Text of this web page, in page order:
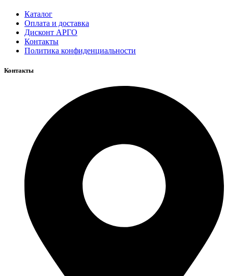
Каталог
Оплата и доставка
Дисконт АРГО
Контакты
Политика конфиденциальности
Контакты